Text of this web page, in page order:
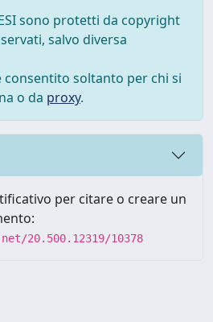
sono protetti da copyright
salvo diversa
soltanto per chi si
o da proxy.
per citare o creare un
20.500.12319/10378